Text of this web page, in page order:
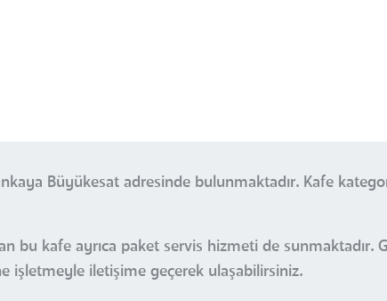
Büyükesat adresinde bulunmaktadır. Kafe
bu kafe ayrıca paket servis hizmeti de sunmaktadır.
işletmeyle iletişime geçerek ulaşabilirsiniz.